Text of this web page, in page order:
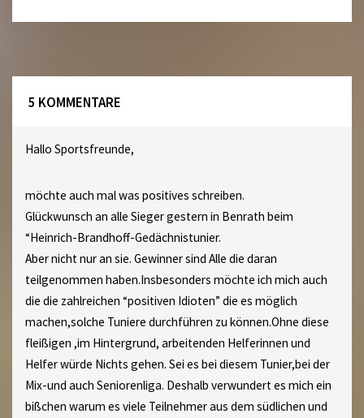
5 KOMMENTARE
Hallo Sportsfreunde,
möchte auch mal was positives schreiben.
Glückwunsch an alle Sieger gestern in Benrath beim
“Heinrich-Brandhoff-Gedächnistunier.
Aber nicht nur an sie. Gewinner sind Alle die daran
teilgenommen haben.Insbesonders möchte ich mich auch
die die zahlreichen “positiven Idioten” die es möglich
machen,solche Tuniere durchführen zu können.Ohne diese
fleißigen ,im Hintergrund, arbeitenden Helferinnen und
Helfer würde Nichts gehen. Sei es bei diesem Tunier,bei der
Mix-und auch Seniorenliga. Deshalb verwundert es mich ein
bißchen warum es viele Teilnehmer aus dem südlichen und